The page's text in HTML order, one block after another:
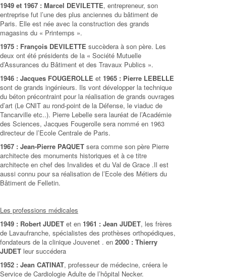
1949 et 1967 : Marcel DEVILETTE, entrepreneur, son
entreprise fut l’une des plus anciennes du bâtiment de
Paris. Elle est née avec la construction des grands
magasins du « Printemps ».
1975 : François DEVILETTE succèdera à son père. Les
deux ont été présidents de la « Société Mutuelle
d’Assurances du Bâtiment et des Travaux Publics ».
1946 : Jacques FOUGEROLLE et 1965 : Pierre LEBELLE
sont de grands ingénieurs. Ils vont développer la technique
du béton précontraint pour la réalisation de grands ouvrages
d’art (Le CNIT au rond-point de la Défense, le viaduc de
Tancarville etc..). Pierre Lebelle sera lauréat de l’Académie
des Sciences, Jacques Fougerolle sera nommé en 1963
directeur de l’Ecole Centrale de Paris.
1967 : Jean-Pierre PAQUET sera comme son père Pierre
architecte des monuments historiques et à ce titre
architecte en chef des Invalides et du Val de Grace .Il est
aussi connu pour sa réalisation de l’Ecole des Métiers du
Bâtiment de Felletin.
Les professions médicales
1949 : Robert JUDET et en 1961 : Jean JUDET, les frères
de Lavaufranche, spécialistes des prothèses orthopédiques,
fondateurs de la clinique Jouvenet . en 2000 : Thierry
JUDET leur succédera
1952 : Jean CATINAT, professeur de médecine, créera le
Service de Cardiologie Adulte de l’hôpital Necker.